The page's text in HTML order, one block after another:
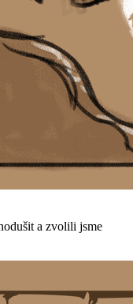
a zvolili jsme